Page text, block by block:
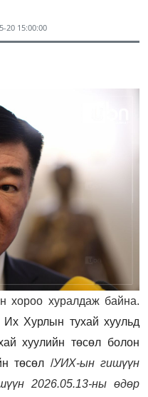
20 15:00:00
хороо хуралдаж байна.
Хурлын тухай хуульд
хуулийн төсөл болон
төсөл /УИХ-ын гишүүн
2026.05.13-ны өдөр